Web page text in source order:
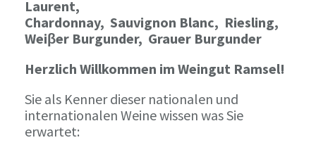
Laurent,
Chardonnay, Sauvignon Blanc, Riesling,
Weiβer Burgunder, Grauer Burgunder
Herzlich Willkommen im Weingut Ramsel!
Sie als Kenner dieser nationalen und
internationalen Weine wissen was Sie
erwartet: